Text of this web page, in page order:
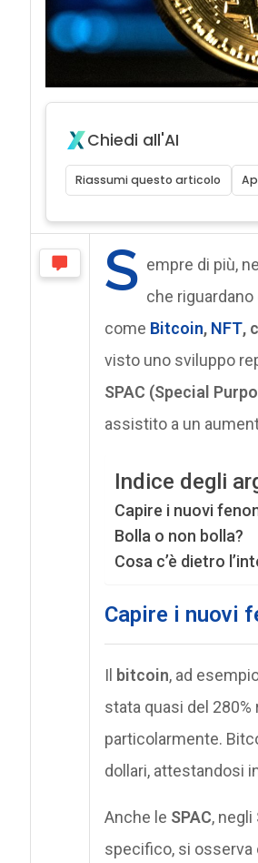
Chiedi all'AI
Riassumi questo articolo
S empre di più,
che riguardano
come Bitcoin, NFT,
visto uno sviluppo
SPAC (Special
assistito a un
Indice degli
Capire i nuovi
Bolla o non bolla?
Cosa c’è dietro
Capire i nuovi
Il bitcoin, ad
stata quasi del
particolarmente.
dollari, attestandosi
Anche le SPAC,
specifico, si osserva